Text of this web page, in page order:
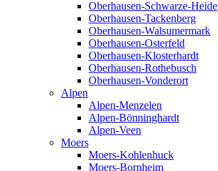
Oberhausen-Schwarze-Heide
Oberhausen-Tackenberg
Oberhausen-Walsumermark
Oberhausen-Osterfeld
Oberhausen-Klosterhardt
Oberhausen-Rothebusch
Oberhausen-Vonderort
Alpen
Alpen-Menzelen
Alpen-Bönninghardt
Alpen-Veen
Moers
Moers-Kohlenhuck
Moers-Bornheim